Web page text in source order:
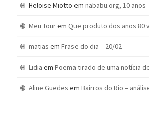
Heloise Miotto em nababu.org, 10 anos
Meu Tourem Que produto dos anos 80
matias em Frase do dia – 20/02
Lidia em Poema tirado de uma notícia
Aline Guedes em Bairros do Rio –